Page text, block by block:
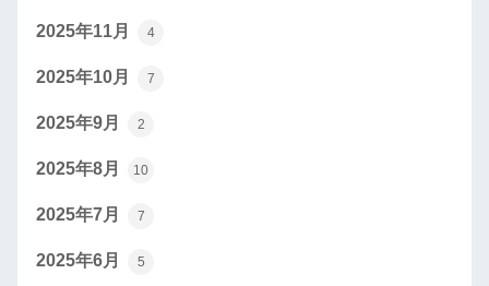
2025年11月 4
2025年10月 7
2025年9月 2
2025年8月 10
2025年7月 7
2025年6月 5